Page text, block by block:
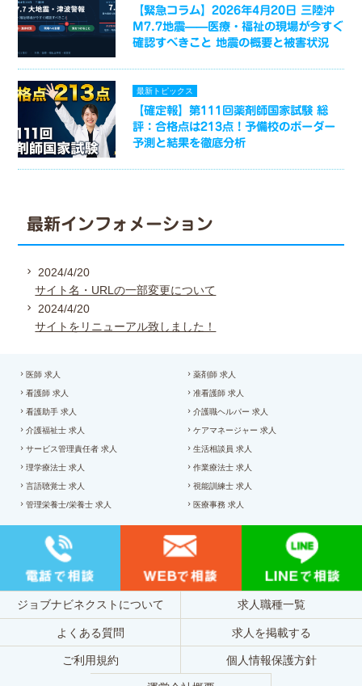
【緊急コラム】2026年4月20日 三陸沖
M7.7地震——医療・福祉の現場が今すぐ
確認すべきこと 地震の概要と被害状況
最新トピックス
【確定報】第111回薬剤師国家試験 総
評：合格点は213点！予備校のボーダー
予測と結果を徹底分析
最新インフォメーション
2024/4/20
サイト名・URLの一部変更について
2024/4/20
サイトをリニューアル致しました！
医師 求人 薬剤師 求人
看護師 求人 准看護師 求人
看護助手 求人 介護職ヘルパー 求人
介護福祉士 求人 ケアマネージャー 求人
サービス管理責任者 求人 生活相談員 求人
理学療法士 求人 作業療法士 求人
言語聴覚士 求人 視能訓練士 求人
管理栄養士/栄養士 求人 医療事務 求人
ジョブナビネクストについて 求人職種一覧
よくある質問 求人を掲載する
ご利用規約 個人情報保護方針